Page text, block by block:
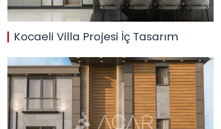
Kocaeli Villa Projesi İç Tasarım